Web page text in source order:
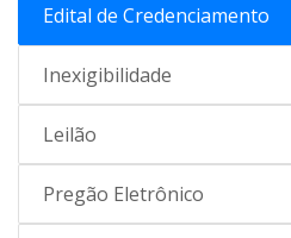
Edital de Credenciamento
Inexigibilidade
Leilão
Pregão Eletrônico